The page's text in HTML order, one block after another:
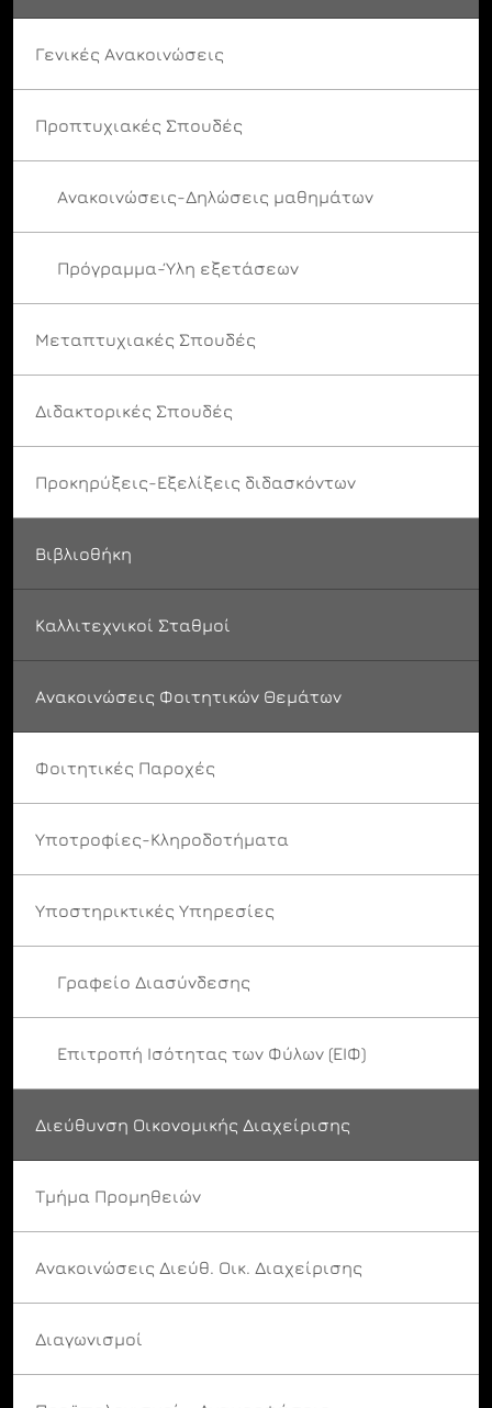
Γενικές Ανακοινώσεις
Προπτυχιακές Σπουδές
Ανακοινώσεις-Δηλώσεις μαθημάτων
Πρόγραμμα-Ύλη εξετάσεων
Μεταπτυχιακές Σπουδές
Διδακτορικές Σπουδές
Προκηρύξεις-Εξελίξεις διδασκόντων
Βιβλιοθήκη
Καλλιτεχνικοί Σταθμοί
Ανακοινώσεις Φοιτητικών Θεμάτων
Φοιτητικές Παροχές
Υποτροφίες-Κληροδοτήματα
Υποστηρικτικές Υπηρεσίες
Γραφείο Διασύνδεσης
Επιτροπή Ισότητας των Φύλων (ΕΙΦ)
Διεύθυνση Οικονομικής Διαχείρισης
Τμήμα Προμηθειών
Ανακοινώσεις Διεύθ. Οικ. Διαχείρισης
Διαγωνισμοί